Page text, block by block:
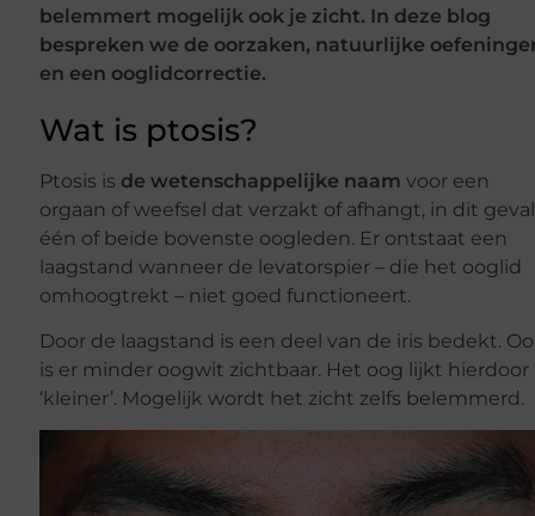
belemmert mogelijk ook je zicht. In deze blog
bespreken we de oorzaken, natuurlijke
en een ooglidcorrectie.
Wat is ptosis?
Ptosis is de wetenschappelijke naamvoor een
orgaan of weefsel dat verzakt of afhangt, in dit geval
één of beide bovenste oogleden. Er ontstaat een
laagstand wanneer de levatorspier – die het ooglid
omhoogtrekt – niet goed functioneert.
Door de laagstand is een deel van de iris bedekt.
is er minder oogwit zichtbaar. Het oog lijkt hierdoor
‘kleiner’. Mogelijk wordt het zicht zelfs belemmerd.